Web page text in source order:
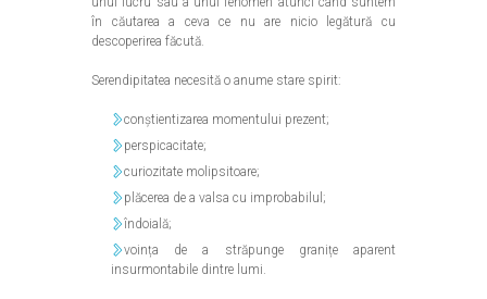
în căutarea a ceva ce nu are nicio legătură cu
descoperirea făcută.
Serendipitatea necesită o anume stare spirit:
conștientizarea momentului prezent;
perspicacitate;
curiozitate molipsitoare;
plăcerea de a valsa cu improbabilul;
îndoială;
voința de a străpunge granițe aparent
insurmontabile dintre lumi.